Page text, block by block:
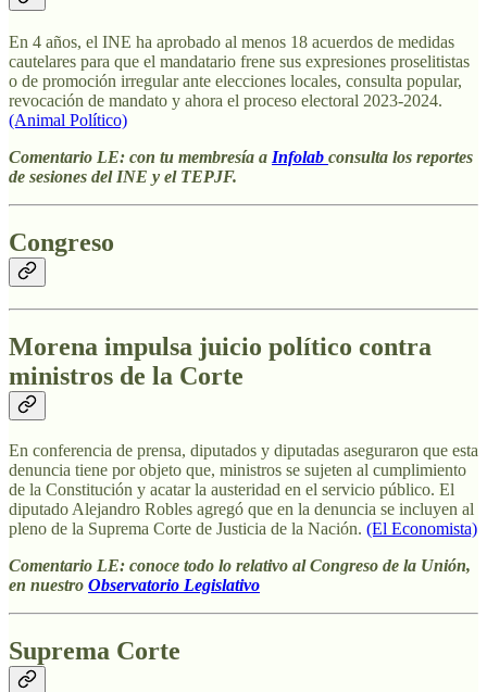
En 4 años, el INE ha aprobado al menos 18 acuerdos de medidas
cautelares para que el mandatario frene sus expresiones proselitistas
o de promoción irregular ante elecciones locales, consulta popular,
revocación de mandato y ahora el proceso electoral 2023-2024.
(Animal Político)
Comentario LE: con tu membresía a Infolab consulta los reportes
de sesiones del INE y el TEPJF.
Congreso
Morena impulsa juicio político contra
ministros de la Corte
En conferencia de prensa, diputados y diputadas aseguraron que esta
denuncia tiene por objeto que, ministros se sujeten al cumplimiento
de la Constitución y acatar la austeridad en el servicio público. El
diputado Alejandro Robles agregó que en la denuncia se incluyen al
pleno de la Suprema Corte de Justicia de la Nación. (El Economista)
Comentario LE: conoce todo lo relativo al Congreso de la Unión,
en nuestro Observatorio Legislativo
Suprema Corte